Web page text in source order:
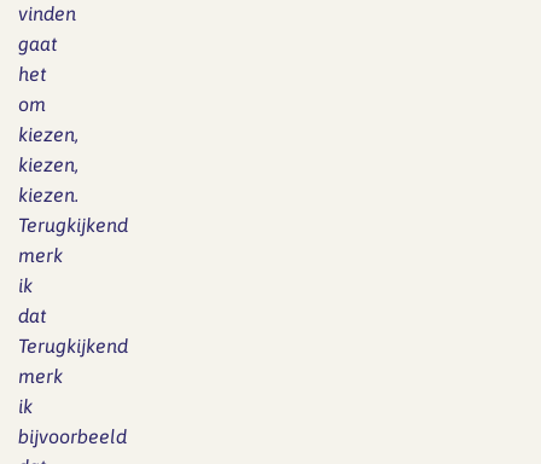
vinden
gaat
het
om
kiezen,
kiezen,
kiezen.
Terugkijkend
merk
ik
dat
Terugkijkend
merk
ik
bijvoorbeeld